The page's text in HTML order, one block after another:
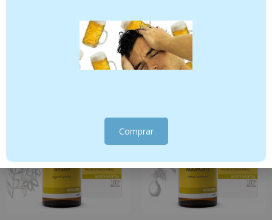
Caléndula – 50 ml
12.95€
Añadir al carrito
Comprar